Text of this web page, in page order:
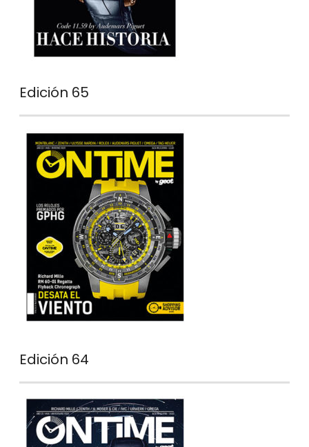
Edición 65
Edición 64